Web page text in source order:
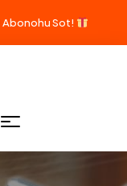
Abonohu Sot!